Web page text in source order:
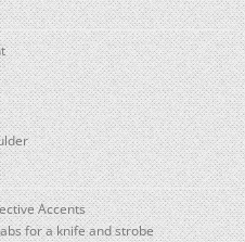
Accents
for a knife and strobe